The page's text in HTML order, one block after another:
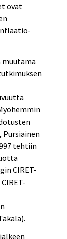
ovat
muutama
Pursiainen
tehtiin
CIRET-